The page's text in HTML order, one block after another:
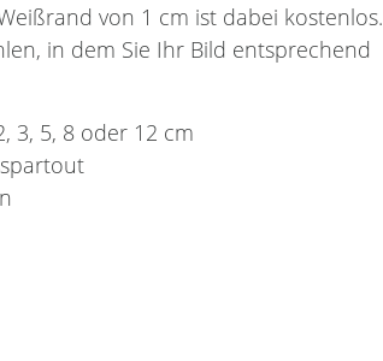
von 1 cm ist dabei kostenlos.
in dem Sie Ihr Bild entsprechend
3, 5, 8 oder 12 cm